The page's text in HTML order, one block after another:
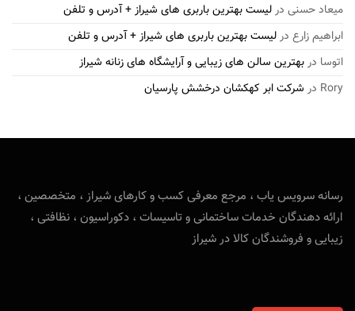
میعاد حسنی درلیست بهترین باربری های شیراز + آدرس و تلفن
ابراهیم زارع درلیست بهترین باربری های شیراز + آدرس و تلفن
اتوسا دربهترین سالن های زیبایی و آرایشگاه های زنانه شیراز
Rory در شرکت ابر کهکشان درخشش پارسیان
رسانه سرویس یاب ، مرجع معرفی کسب و کارهای شیراز ، متخصصین ،
ارائه دهندگان خدمات ساختمانی و تاسیسات ، دکوراسیون ، نظافتی ،
زیبایی و فروشندگان کالا در شیراز